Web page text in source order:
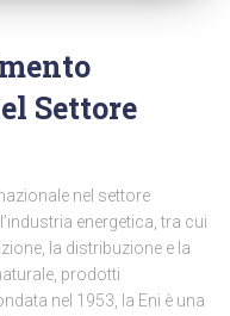
Settore
nel settore
energetica, tra cui
la distribuzione e la
prodotti
nel 1953, la Eni è una